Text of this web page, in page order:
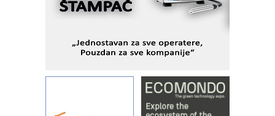
Alba d.o.o. – 35 godina preciznosti u
IBeRTIM - oprema za ispitivanje
STAUFF – Komponente koje
povećavaju pouzdanost hidrauličkih